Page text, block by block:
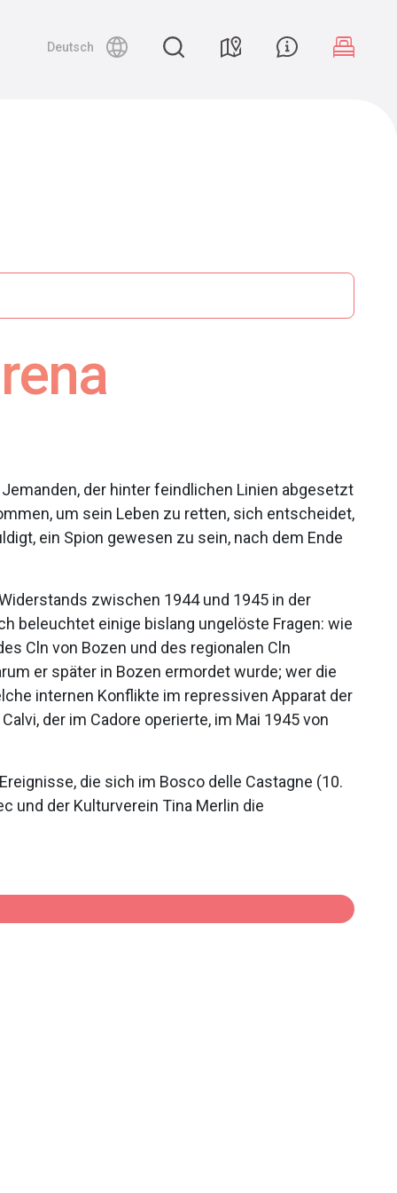
Deutsch
der hinter feindlichen Linien abgesetzt
um sein Leben zu retten, sich entscheidet,
ein Spion gewesen zu sein, nach dem Ende
zwischen 1944 und 1945 in der
beleuchtet einige bislang ungelöste Fragen: wie
Cln von Bozen und des regionalen Cln
er später in Bozen ermordet wurde; wer die
internen Konflikte im repressiven Apparat der
der im Cadore operierte, im Mai 1945 von
die sich im Bosco delle Castagne (10.
und der Kulturverein Tina Merlin die